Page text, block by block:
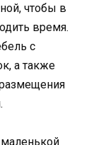
чтобы в
время.
с
а также